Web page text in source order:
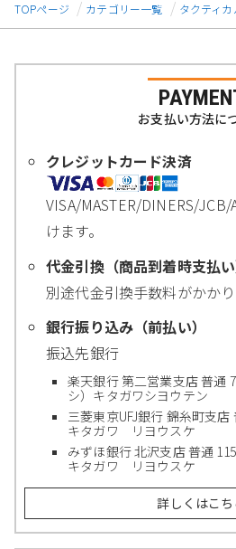
TOPページ
カテゴリー一覧 タクティ
お支払い方法に
クレジットカード決済
VISA/MASTER/DINERS/
けます。
代金引換（商品到着時支払い
別途代金引換手数料がかかり
銀行振り込み（前払い）
振込先銀行
楽天銀行 第二営業支店 普通
シ）キタガワシヨウテン
三菱東京UFJ銀行 錦糸町支店
キタガワ リヨウスケ
みずほ銀行 北沢支店 普通
キタガワ リヨウスケ
詳しくはこち